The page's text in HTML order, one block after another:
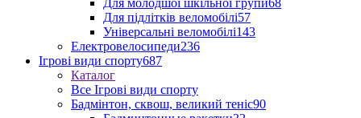
Для молодшої шкільної групи68
Для підлітків веломобілі57
Універсальні веломобілі143
Електровелосипеди236
Ігрові види спорту687
Каталог
Все Ігрові види спорту
Бадмінтон, сквош, великий теніс90